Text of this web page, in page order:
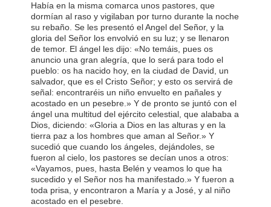
Había en la misma comarca unos pastores, que
dormían al raso y vigilaban por turno durante la noche
su rebaño. Se les presentó el Angel del Señor, y la
gloria del Señor los envolvió en su luz; y se llenaron
de temor. El ángel les dijo: «No temáis, pues os
anuncio una gran alegría, que lo será para todo el
pueblo: os ha nacido hoy, en la ciudad de David, un
salvador, que es el Cristo Señor; y esto os servirá de
señal: encontraréis un niño envuelto en pañales y
acostado en un pesebre.» Y de pronto se juntó con el
ángel una multitud del ejército celestial, que alababa a
Dios, diciendo: «Gloria a Dios en las alturas y en la
tierra paz a los hombres que aman al Señor.» Y
sucedió que cuando los ángeles, dejándoles, se
fueron al cielo, los pastores se decían unos a otros:
«Vayamos, pues, hasta Belén y veamos lo que ha
sucedido y el Señor nos ha manifestado.» Y fueron a
toda prisa, y encontraron a María y a José, y al niño
acostado en el pesebre.